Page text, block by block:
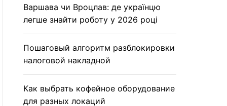
Варшава чи Вроцлав: де українцю
легше знайти роботу у 2026 році
Пошаговый алгоритм разблокировки
налоговой накладной
Как выбрать кофейное оборудование
для разных локаций